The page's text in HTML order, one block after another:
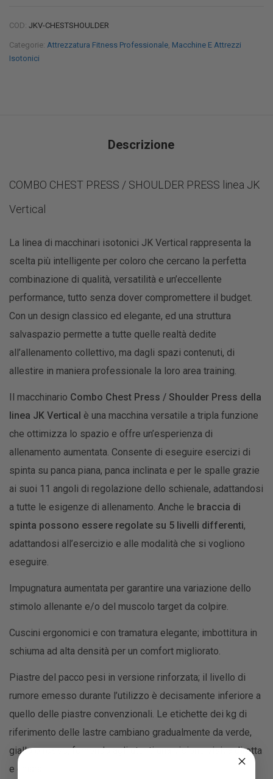
COD: JKV-CHESTSHOULDER
Categorie: Attrezzatura Fitness Professionale Macchine E Attrezzi
Isotonici
Descrizione
COMBO CHEST PRESS / SHOULDER PRESS linea JK
Vertical
La linea di macchinari isotonici JK Vertical rappresenta la
scelta più intelligente per coloro che cercano la perfetta
combinazione di qualità, versatilità e un’eccellente
performance, tutto senza dover compromettere il budget.
Con un design classico ed elegante, ed una struttura
salvaspazio permette a tutte quelle realtà dedite
all’allenamento collettivo, ma dagli spazi contenuti, di
allestire in maniera professionale la loro area training.
Il macchinario Combo Chest Press / Shoulder Press della
linea JK Vertical è una macchina versatile a tripla funzione
che ottimizza lo spazio e offre un’esperienza di
allenamento aumentata. Consente di eseguire esercizi di
spinta su panca piana, panca inclinata e per le spalle grazie
ai suoi 11 angoli di regolazione dello schienale, adattandosi
a tutte le esigenze di allenamento. Anche le braccia di
spinta possono essere regolate su 5 livelli differenti,
adattandosi all’esercizio e alle modalità che si vogliono
eseguire.
Impugnatura aumentata per garantire una variazione dello
stimolo allenante e/o del muscolo target da colpire.
Cuscini ergonomici e con tramatura elegante; imbottitura in
schiuma ad alta densità per un comfort migliorato.
Piastre del pacco pesi in versione rinforzata; il livello di
rumore emesso durante l’utilizzo è decisamente inferiore a
quello delle piastre convenzionali. Le etichette dei kg di
riferimento delle lastre cambiano gradualmente da verde,
giallo e rosso, fornendo agli utenti una visione visiva diretta
e chiara.